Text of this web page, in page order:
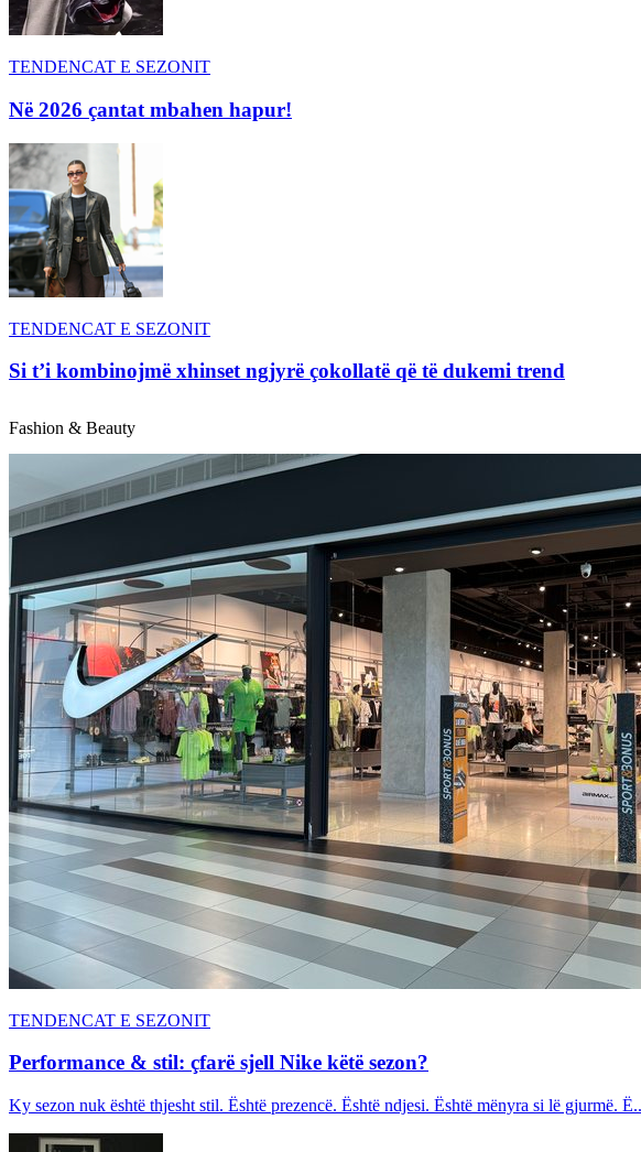
TENDENCAT E SEZONIT
Në 2026 çantat mbahen hapur!
TENDENCAT E SEZONIT
Si t’i kombinojmë xhinset ngjyrë çokollatë që të dukemi trend
Fashion & Beauty
TENDENCAT E SEZONIT
Performance & stil: çfarë sjell Nike këtë sezon?
Ky sezon nuk është thjesht stil. Është prezencë. Është ndjesi. Është mënyra si lë gjurmë.